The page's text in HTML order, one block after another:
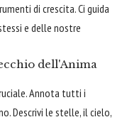
di crescita. Ci guida
e delle nostre
dell'Anima
Annota tutti i
Descrivi le stelle, il cielo,